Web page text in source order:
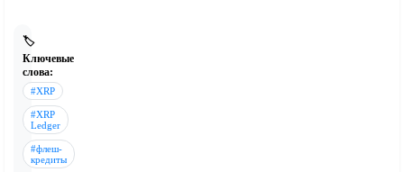
🏷️
Ключевые
слова:
#XRP
#XRP
Ledger
#флеш-
кредиты